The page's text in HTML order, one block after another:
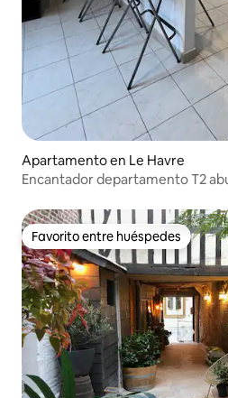
Apartamento en Le Havre
Encantador departamento T2
Favorito entre huéspedes
Favorito entre huéspedes